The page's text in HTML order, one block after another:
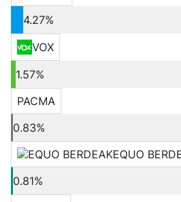
4.27%
VOX
1.57%
PACMA
0.83%
EQUO
0.81%